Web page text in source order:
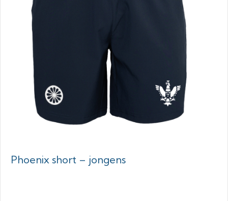
Phoenix short – jongens